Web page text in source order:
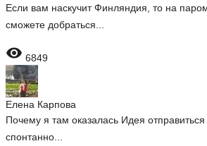
Если вам наскучит Финляндия, то на
сможете добраться...
 6849
Елена Карпова
Почему я там оказалась Идея отправиться
спонтанно...